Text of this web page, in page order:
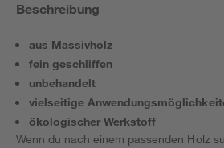
Beschreibung
aus Massivholz
fein geschliffen
unbehandelt
vielseitige
ökologischer Werkstoff
Wenn du nach einem passenden Holz